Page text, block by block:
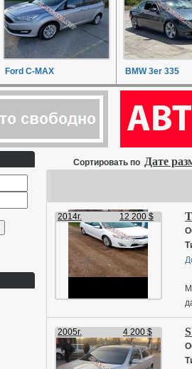
Ford C-MAX BMW 3er 335
Сортировать по Дате
2014г. 12 200 $
2005г.
4 200 $